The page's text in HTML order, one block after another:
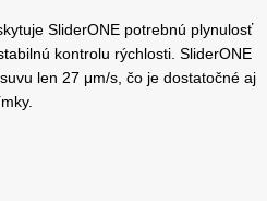
SliderONE potrebnú plynulosť
kontrolu rýchlosti. SliderONE
len 27 μm/s, čo je dostatočné aj